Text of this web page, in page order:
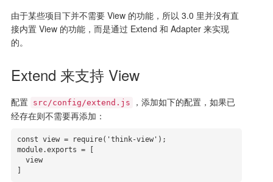
由于某些项目下并不需要 View 的功能，所以 3.0 里并没有直
接内置 View 的功能，而是通过 Extend 和 Adapter 来实现
的。
Extend 来支持 View
配置 src/config/extend.js
，添加如下的配置，如果已
经存在则不需要再添加：
const view = require('think-view');
module.exports = [